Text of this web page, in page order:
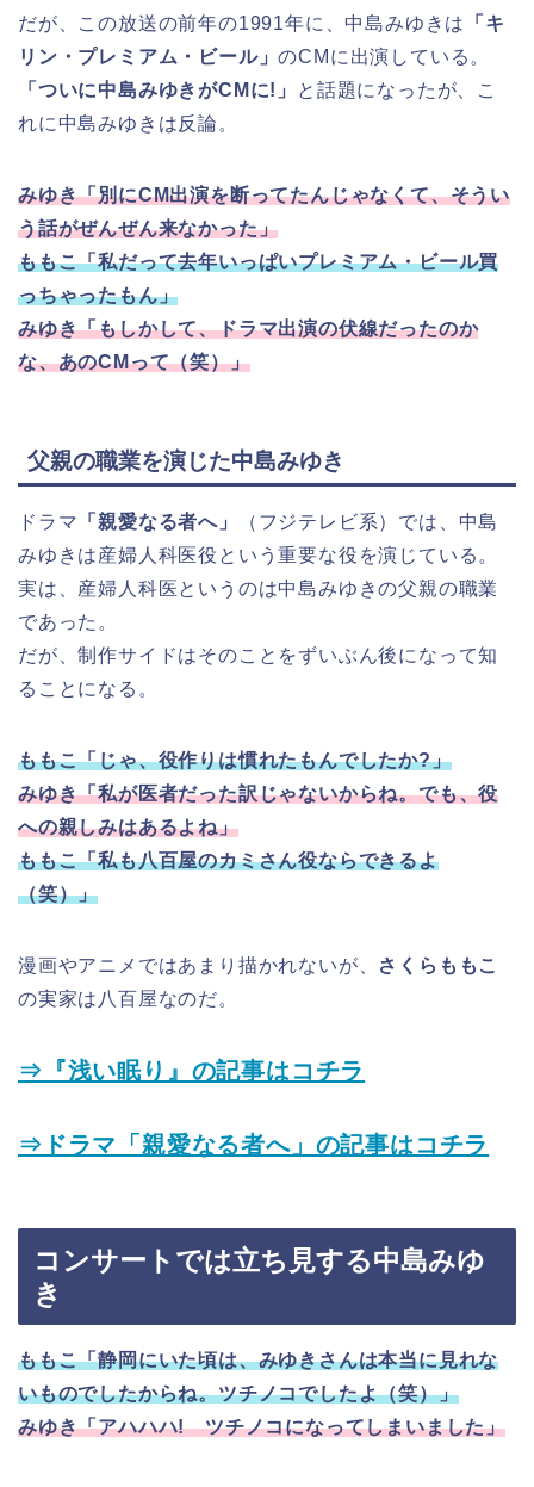
だが、この放送の前年の1991年に、中島みゆきは
「キ
リン・プレミアム・ビール」のCMに出演している。
「ついに中島みゆきがCMに!」
と話題になったが、こ
れに中島みゆきは反論。
みゆき「別にCM出演を断ってたんじゃなくて、そうい
う話がぜんぜん来なかった」
ももこ「私だって去年いっぱいプレミアム・ビール買
っちゃったもん」
みゆき「もしかして、ドラマ出演の伏線だったのか
な、あのCMって（笑）」
父親の職業を演じた中島みゆき
ドラマ 「親愛なる者へ」
（フジテレビ系）では、中島
みゆきは産婦人科医役という重要な役を演じている。
実は、産婦人科医というのは中島みゆきの父親の職業
であった。
だが、制作サイドはそのことをずいぶん後になって知
ることになる。
ももこ「じゃ、役作りは慣れたもんでしたか?」
みゆき「私が医者だった訳じゃないからね。でも、役
への親しみはあるよね」
ももこ「私も八百屋のカミさん役ならできるよ
（笑）」
漫画やアニメではあまり描かれないが、 さくらももこ
の実家は八百屋なのだ。
⇒『浅い眠り』の記事はコチラ
⇒ドラマ「親愛なる者へ」の記事はコチラ
コンサートでは立ち見する中島みゆ
き
ももこ「静岡にいた頃は、みゆきさんは本当に見れな
いものでしたからね。ツチノコでしたよ（笑）」
みゆき「アハハハ! ツチノコになってしまいました」